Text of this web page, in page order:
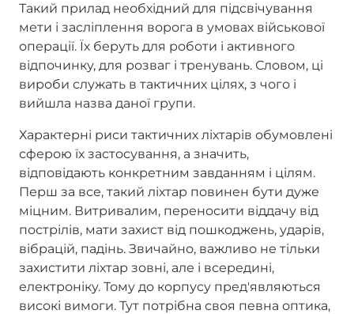
Такий прилад необхідний для підсвічування
мети і засліплення ворога в умовах військової
операції. Їх беруть для роботи і активного
відпочинку, для розваг і тренувань. Словом, ці
вироби служать в тактичних цілях, з чого і
вийшла назва даної групи.
Характерні риси тактичних ліхтарів обумовлені
сферою їх застосування, а значить,
відповідають конкретним завданням і цілям.
Перш за все, такий ліхтар повинен бути дуже
міцним. Витривалим, переносити віддачу від
пострілів, мати захист від пошкоджень, ударів,
вібрацій, падінь. Звичайно, важливо не тільки
захистити ліхтар зовні, але і всередині,
електроніку. Тому до корпусу пред'являються
високі вимоги. Тут потрібна своя певна оптика,